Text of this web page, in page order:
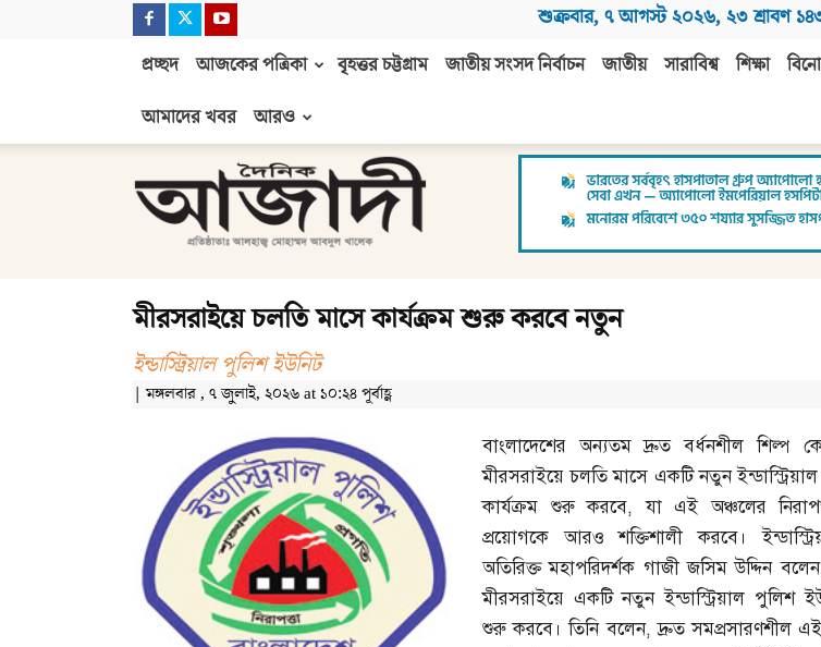
শুক্রবার, ৭ আগস্ট ২০২৬, ২৩ শ্রাবণ
প্রচ্ছদ আজকের পত্রিকা বৃহত্তর চট্টগ্রাম জাতীয় সংসদ নির্বাচন জাতীয় সারাবিশ্ব শিক্ষা
আমাদের খবর
আরও
আজাদী
মীরসরাইয়ে চলতি মাসে কার্যক্রম শুরু করবে নতুন
ইন্ডাস্ট্রিয়াল পুলিশ ইউনিট
| মঙ্গলবার , ৭ জুলাই, ২০২৬ at ১০:২৪ পূর্বাহ্ণ
বাংলাদেশের অন্যতম দ্রুত বর্ধনশীল শিল্প
মীরসরাইয়ে চলতি মাসে একটি নতুন
কার্যক্রম শুরু করবে,যা এই অঞ্চলের
প্রয়োগকে আরও শক্তিশালী করবে।
অতিরিক্ত মহাপরিদর্শক গাজী জসিম উদ্দিন বলেন
মীরসরাইয়ে একটি নতুন ইন্ডাস্ট্রিয়াল পুলিশ
শুরু করবে। তিনি বলেন,দ্রুত সমপ্রসারণশীল